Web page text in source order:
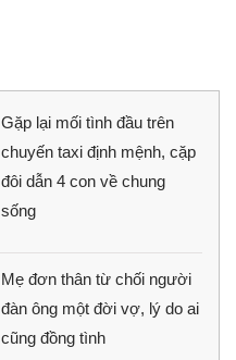
Gặp lại mối tình đầu trên
chuyến taxi định mệnh, cặp
đôi dẫn 4 con về chung
sống
Mẹ đơn thân từ chối người
đàn ông một đời vợ, lý do ai
cũng đồng tình